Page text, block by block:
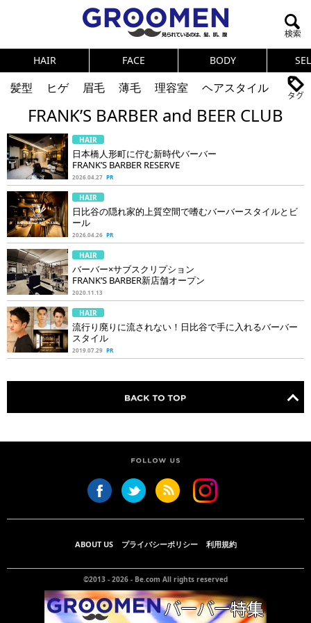
HAIR FACE BODY
髪型 ヒゲ 眉毛 薄毛 理容室
ヘアスタイル
ヘアカタログ
体臭 ニオイ
連載
メンズコスメ
NEWS PICK UP 筋肉
テストステロン
海外セレブ
健康
スキンケア 食事
調査結果
トレーニング
好印象な男
頭皮ケア
ダイエット
理容室
FRANK’S BARBER and BEER CLUB
HAIR
日本橋人形町に佇む新時代バーバー
FRANK’S BARBER RESERVE
2026.04.27 PR
HAIR
日比谷の隠れ家的上質空間で嗜むバーバースタイルとビ
ール
2026.04.26 PR
HAIR
バーバー×サブスクリプション
FRANK’S BARBER新店舗オープン
2020.11.13
HAIR
流行り廃りに流されない！日比谷で手に入れるバーバー
スタイル
2019.07.29 PR
ABOUT US プライバシーポリシー 利用規約
©2013 - 2026 - Be.com All rights reserved